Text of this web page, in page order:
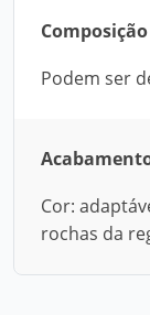
Composição
Podem ser
Cor:
rochas da